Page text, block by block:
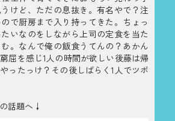
けど、ただの息抜き。有名やで？注
で厨房まで入り持ってきた。ちょっ
いなのをしながら上司の定食を当た
。なんで俺の飯食うてんの？あかん
屈を感じ1人の時間が欲しい後藤は帰
ったっけ？その後しばらく1人でツボ
話題へ↓